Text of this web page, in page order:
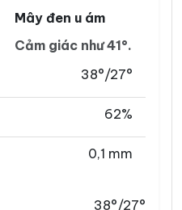
Mây đen u ám
Cảm giác như 41°.
38°/27°
62%
0,1 mm
38°/27°